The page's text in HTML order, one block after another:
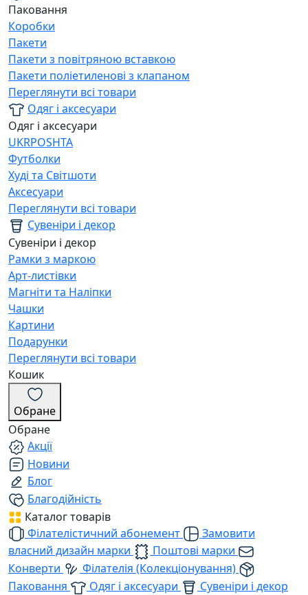
Паковання
Коробки
Пакети
Пакети з повітряною вставкою
Пакети поліетиленові з клапаном
Переглянути всі товари
Одяг і аксесуари
Одяг і аксесуари
UKRPOSHTA
Футболки
Худі та Світшоти
Аксесуари
Переглянути всі товари
Сувеніри і декор
Сувеніри і декор
Рамки з маркою
Арт-листівки
Магніти та Наліпки
Чашки
Картини
Подарунки
Переглянути всі товари
Кошик
Обране
Обране
Акції
Новини
Блог
Благодійність
Каталог товарів
Філателістичний абонемент
Замовити
власний дизайн марки
Поштові марки
Конверти
Філателія (Колекціонування)
Паковання
Одяг і аксесуари
Сувеніри і декор